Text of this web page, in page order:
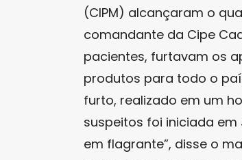
(CIPM) alcançaram o
comandante da Cipe
pacientes, furtavam os
produtos para todo o
furto, realizado em um
suspeitos foi iniciada em
em flagrante”, disse o